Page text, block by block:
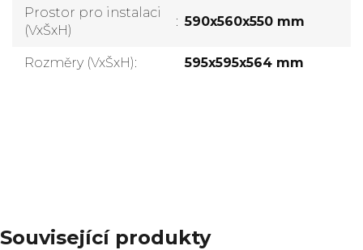
Související produkty
Prostor pro instalaci
(VxŠxH)
: 590x560x550 mm
Rozměry (VxŠxH): 595x595x564 mm